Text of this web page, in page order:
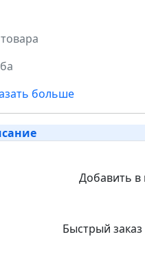
больше
Добавить в
Быстрый заказ